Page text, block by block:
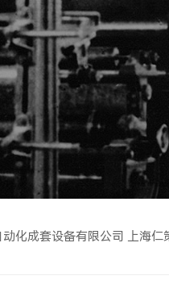
化成套设备有限公司 上海仁